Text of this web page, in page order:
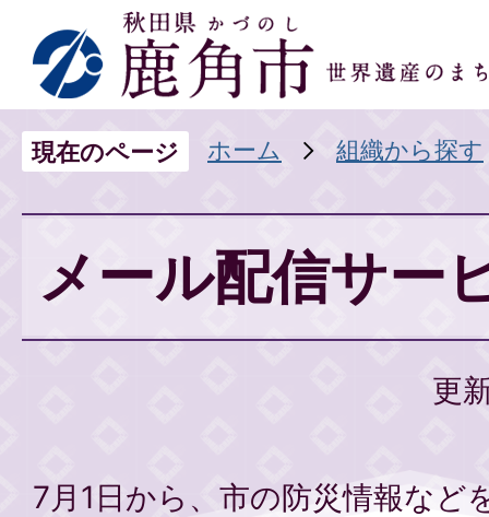
現在のページ ホーム 組織から探す
メール配信サー
更
7月1日から、市の防災情報など